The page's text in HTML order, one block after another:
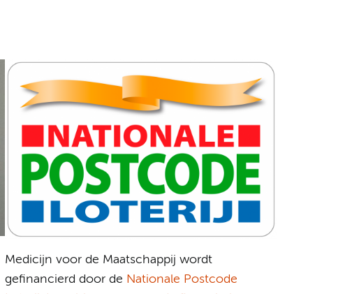
Medicijn voor de Maatschappij wordt
gefinancierd door de Nationale Postcode